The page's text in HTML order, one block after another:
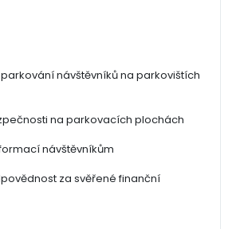
návštěvníků na parkovištích
na parkovacích plochách
návštěvníkům
za svěřené finanční